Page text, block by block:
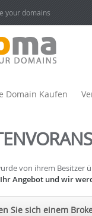
your domains
Domain Kaufen
von ihrem Besitzer
Ihr Angebot und wir
Sie sich einem